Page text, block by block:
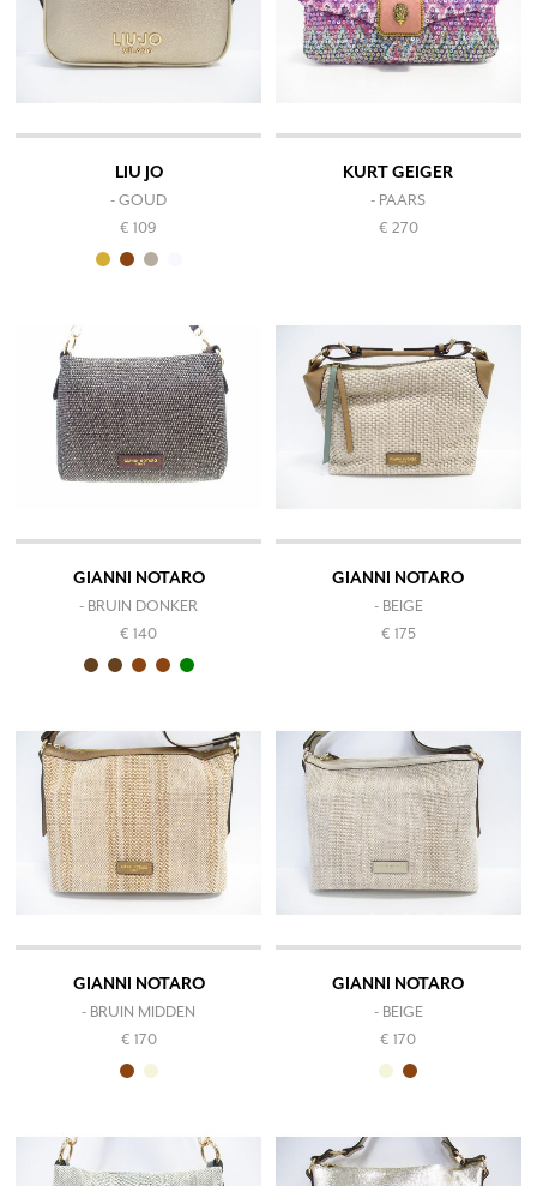
LIU JO
- GOUD
€ 109
KURT GEIGER
- PAARS
€ 270
GIANNI NOTARO
- BRUIN DONKER
€ 140
GIANNI NOTARO
- BEIGE
€ 175
GIANNI NOTARO
- BRUIN MIDDEN
€ 170
GIANNI NOTARO
- BEIGE
€ 170